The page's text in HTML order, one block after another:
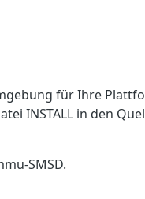
für Ihre
INSTALL in den
SMSD.